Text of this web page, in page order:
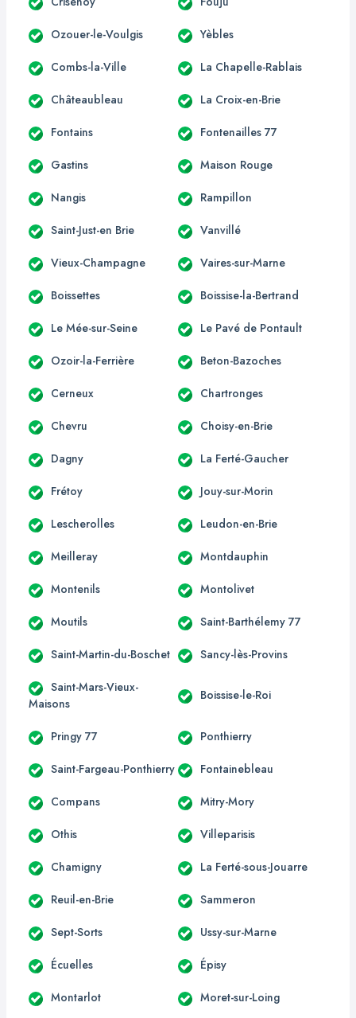
Ozouer-le-Voulgis Yèbles
Combs-la-Ville La Chapelle-Rablais
Châteaubleau La Croix-en-Brie
Fontains Fontenailles 77
Gastins Maison Rouge
Nangis Rampillon
Saint-Just-en Brie Vanvillé
Vieux-Champagne Vaires-sur-Marne
Boissettes Boissise-la-Bertrand
Le Mée-sur-Seine Le Pavé de Pontault
Ozoir-la-Ferrière Beton-Bazoches
Cerneux Chartronges
Chevru Choisy-en-Brie
Dagny La Ferté-Gaucher
Frétoy Jouy-sur-Morin
Lescherolles Leudon-en-Brie
Meilleray Montdauphin
Montenils Montolivet
Moutils Saint-Barthélemy 77
Saint-Martin-du-Boschet Sancy-lès-Provins
Saint-Mars-Vieux-
Maisons
Boissise-le-Roi
Pringy 77 Ponthierry
Saint-Fargeau-Ponthierry Fontainebleau
Compans Mitry-Mory
Othis Villeparisis
Chamigny La Ferté-sous-Jouarre
Reuil-en-Brie Sammeron
Sept-Sorts Ussy-sur-Marne
Écuelles Épisy
Montarlot Moret-sur-Loing